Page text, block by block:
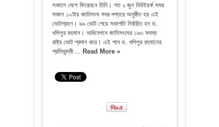
সকালে দেশে ফিরেছেন তিনি। গত ২ জুন নিউইয়র্ক সময়
সকাল ১০টায় জাতিসংঘ সদর দপ্তরে অনুষ্ঠিত হয় এই
ভোটগ্রহণ। ৯৯ ভোট পেয়ে সভাপতি নির্বাচিত হন ড.
খলিলুর রহমান। অধিবেশনে জাতিসংঘের ১৯৩ সদস্য
রাষ্ট্র ভোট প্রদান করে। এই পদে ড. খলিলুর রহমানের
প্রতিদ্বন্দ্বী ... Read More »